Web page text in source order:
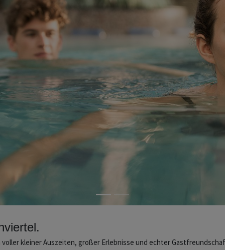
kleiner Auszeiten, großer Erlebnisse und echter